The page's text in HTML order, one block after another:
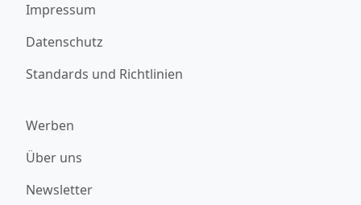
Impressum
Datenschutz
Standards und Richtlinien
Werben
Über uns
Newsletter